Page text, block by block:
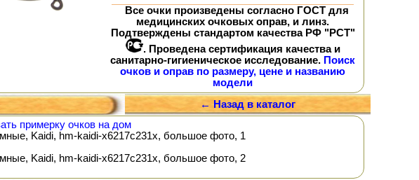
Все очки произведены согласно ГОСТ для
медицинских очковых оправ, и линз.
Подтверждены стандартом качества РФ "РСТ"
. Проведена сертификация качества и
санитарно-гигиеническое исследование. Поиск
очков и оправ по размеру, цене и названию
модели
← Назад в каталог
примерку очков на дом